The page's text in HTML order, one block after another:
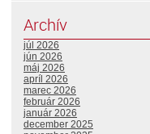
Archív
júl 2026
jún 2026
máj 2026
apríl 2026
marec 2026
február 2026
január 2026
december 2025